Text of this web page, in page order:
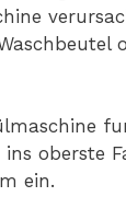
oberste
ein.